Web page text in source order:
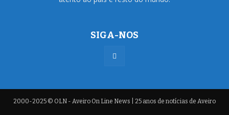
SIGA-NOS
2000-2025 © OLN - Aveiro On Line News | 25 anos de notícias de Aveiro